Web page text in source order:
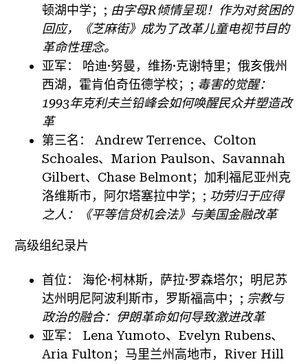
顿湖中学；; 由字母R倾情呈现！作为对贫困的
回应，《芝麻街》成为了改革儿童电视节目的
革命性理念。
亚军： 哈迪·努曼，维扬·克谢特里；俄亥俄州
西湖，霍肯伯奇伍德学校；; 毒害的觉醒：
1993年克利夫兰铅峰会如何唤醒民众并塑造改
革
第三名： Andrew Terrence、Colton
Schoales、Marion Paulson、Savannah
Gilbert、Chase Belmont；加利福尼亚州克
洛维斯市，阿尔塔塞拉中学；; 功劳归于应得
之人：《平等信贷机会法》与美国金融改革
高级组纪录片
首位： 海伦·柯林斯，萨拉·罗森塔尔；明尼苏
达州明尼阿波利斯市，罗斯福高中；; 宗教与
政治的融合：伊朗革命如何导致激进改革
亚军： Lena Yumoto、Evelyn Rubens、
Aria Fulton；马里兰州高地市，River Hill